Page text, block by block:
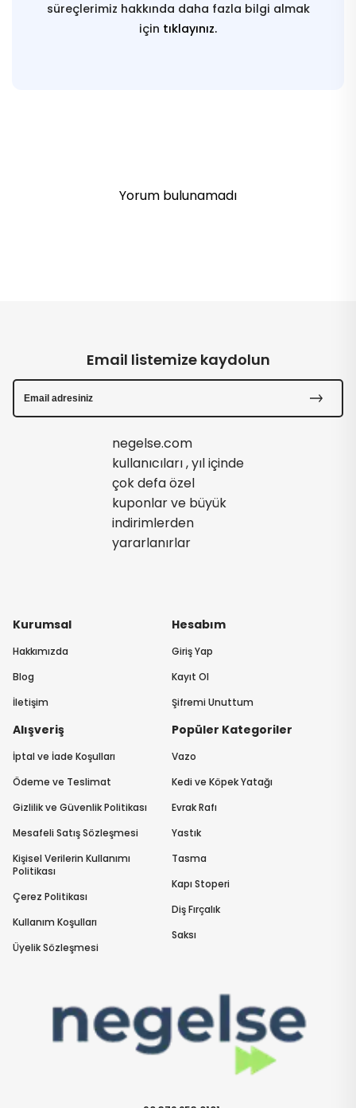
süreçlerimiz hakkında daha fazla bilgi almak
için tıklayınız.
Yorum bulunamadı
Kurumsal
Hakkımızda
Blog
İletişim
Hesabım
Giriş Yap
Kayıt Ol
Şifremi Unuttum
Alışveriş
İptal ve İade Koşulları
Ödeme ve Teslimat
Gizlilik ve Güvenlik Politikası
Mesafeli Satış Sözleşmesi
Kişisel Verilerin Kullanımı
Politikası
Çerez Politikası
Kullanım Koşulları
Üyelik Sözleşmesi
Popüler Kategoriler
Vazo
Kedi ve Köpek Yatağı
Evrak Rafı
Yastık
Tasma
Kapı Stoperi
Diş Fırçalık
Saksı
Email listemize kaydolun
negelse.com
kullanıcıları , yıl içinde
çok defa özel
kuponlar ve büyük
indirimlerden
yararlanırlar